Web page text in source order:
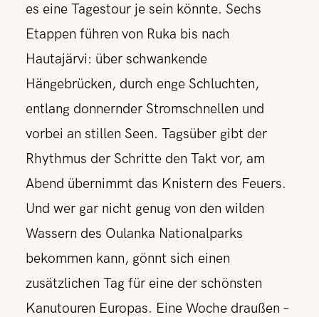
es eine Tagestour je sein könnte. Sechs
Etappen führen von Ruka bis nach
Hautajärvi: über schwankende
Hängebrücken, durch enge Schluchten,
entlang donnernder Stromschnellen und
vorbei an stillen Seen. Tagsüber gibt der
Rhythmus der Schritte den Takt vor, am
Abend übernimmt das Knistern des Feuers.
Und wer gar nicht genug von den wilden
Wassern des Oulanka Nationalparks
bekommen kann, gönnt sich einen
zusätzlichen Tag für eine der schönsten
Kanutouren Europas. Eine Woche draußen –